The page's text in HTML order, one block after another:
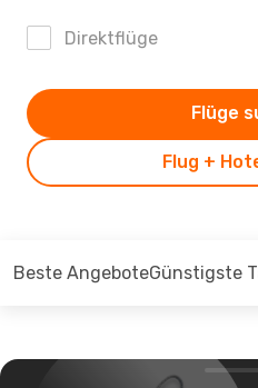
Direktflüge
Flug +
Flüge
Beste AngeboteGünstigste